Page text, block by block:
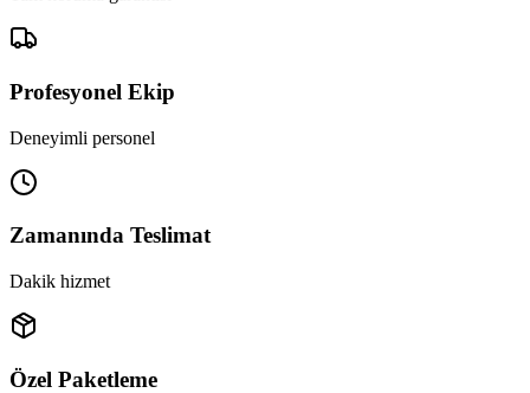
Profesyonel Ekip
Deneyimli personel
Zamanında Teslimat
Dakik hizmet
Özel Paketleme